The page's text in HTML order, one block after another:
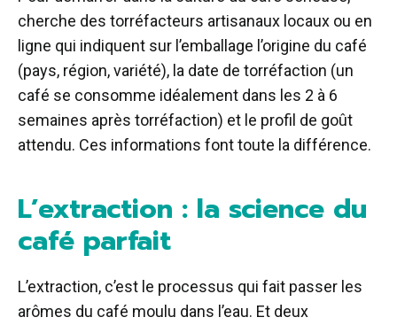
cherche des torréfacteurs artisanaux locaux ou en
ligne qui indiquent sur l’emballage l’origine du café
(pays, région, variété), la date de torréfaction (un
café se consomme idéalement dans les 2 à 6
semaines après torréfaction) et le profil de goût
attendu. Ces informations font toute la différence.
L’extraction : la science du
café parfait
L’extraction, c’est le processus qui fait passer les
arômes du café moulu dans l’eau. Et deux